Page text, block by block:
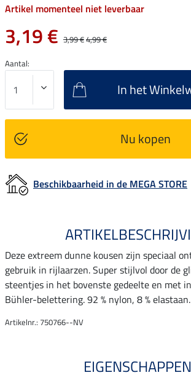
Artikel momenteel niet leverbaar
3,19 € 3,99 €4,99 €
Aantal:
In het
Nu kopen
Beschikbaarheid in de MEGA STORE
Deze extreem dunne kousen zijn speciaal
gebruik in rijlaarzen. Super stijlvol door de
steentjes in het bovenste gedeelte en met
Bühler-belettering. 92 % nylon, 8 %
Artikelnr.: 750766--NV
EIGENSCHAPPEN